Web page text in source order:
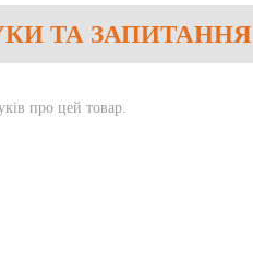
ТА ЗАПИТАННЯ
про цей товар.